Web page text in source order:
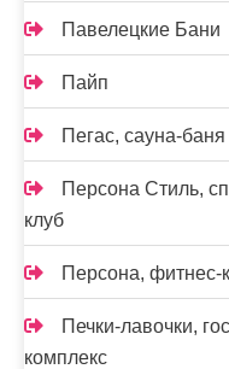
Павелецкие Бани
Пайп
Пегас, сауна-баня
Персона Стиль,
клуб
Персона, фитнес-
Печки-лавочки,
комплекс